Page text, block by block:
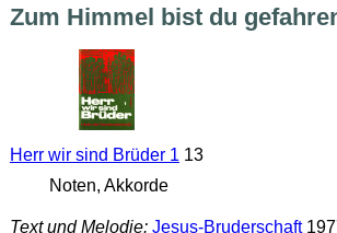
Zum Himmel bist du
Herr wir sind Brüder 1 13
Noten, Akkorde
Text und Melodie: Jesus-Bruderschaft